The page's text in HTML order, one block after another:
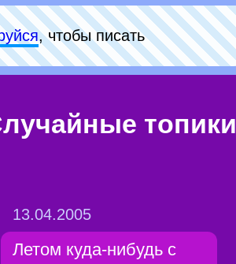
, чтобы писать
топики
13.04.2005
Летом куда-нибудь с